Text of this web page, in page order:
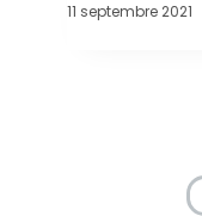
11 septembre 2021